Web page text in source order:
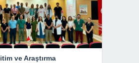
ve Araştırma